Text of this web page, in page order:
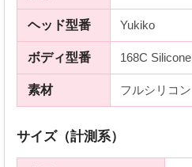
ヘッド型番 Yukiko
ボディ型番 168C Silicone
素材 フルシリコン
サイズ（計測系）